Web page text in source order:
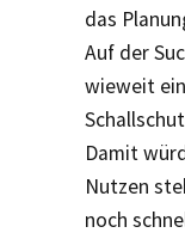
das
Auf der
wieweit
Damit
Nutzen
noch